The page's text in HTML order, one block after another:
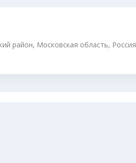
район, Московская область, Россия